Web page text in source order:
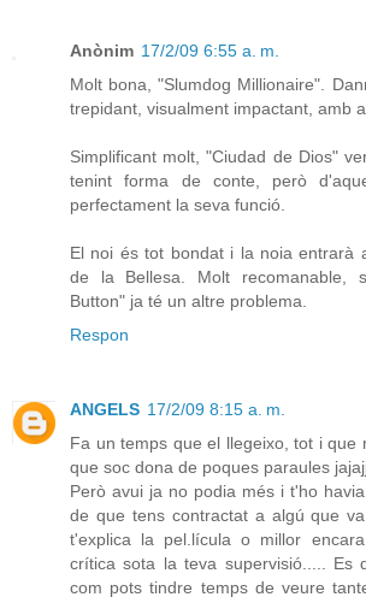
Anònim 17/2/09 6:55 a. m.
Molt bona, "Slumdog Millionaire".
trepidant, visualment impactant, amb
Simplificant molt, "Ciudad de Dios"
tenint forma de conte, però
perfectament la seva funció.
El noi és tot bondat i la noia entrarà
de la Bellesa. Molt recomanable,
Button" ja té un altre problema.
Respon
ANGELS 17/2/09 8:15 a. m.
Fa un temps que el llegeixo, tot i que
que soc dona de poques paraules
Però avui ja no podia més i t'ho
de que tens contractat a algú que
t'explica la pel.lícula o millor
crítica sota la teva supervisió..... Es
com pots tindre temps de veure